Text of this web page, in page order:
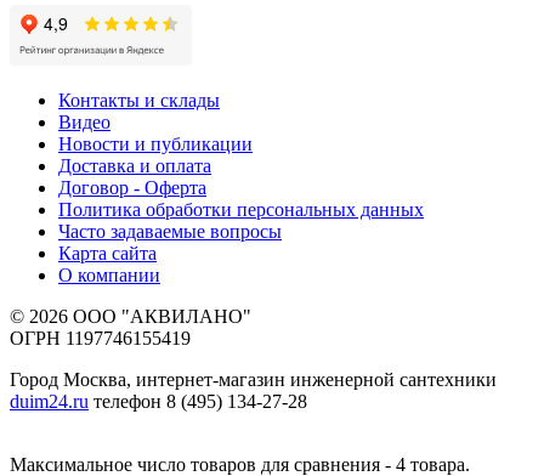
Контакты и склады
Видео
Новости и публикации
Доставка и оплата
Договор - Оферта
Политика обработки персональных данных
Часто задаваемые вопросы
Карта сайта
О компании
© 2026 ООО "АКВИЛАНО"
ОГРН 1197746155419
Город Москва, интернет-магазин инженерной сантехники
duim24.ru телефон 8 (495) 134-27-28
Максимальное число товаров для сравнения - 4 товара.